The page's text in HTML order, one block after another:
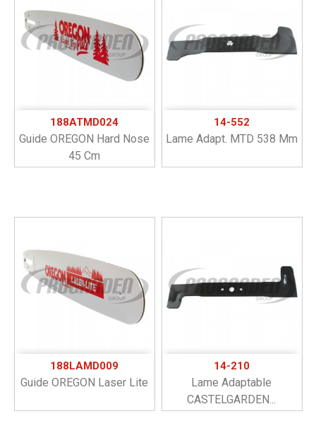
188ATMD024
Guide OREGON Hard Nose
45 Cm
14-552
Lame Adapt. MTD 538 Mm
188LAMD009
Guide OREGON Laser Lite
14-210
Lame Adaptable
CASTELGARDEN...